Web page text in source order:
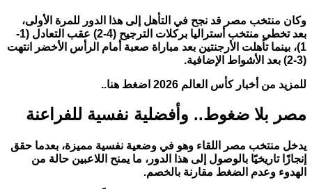
وكان منتخب مصر قد نجح في التأهل إلى هذا الدور للمرة الأولى،
بعد تخطي منتخب أستراليا بركلات الترجيح (4-2) عقب التعادل (1-
1)، بينما تأهلت الأرجنتين بعد مباراة صعبة أمام الرأس الأخضر انتهت
(3-2) بعد الأشواط الإضافية.
للمزيد من أخبار كأس العالم 2026 اضغط هنا..
مصر بلا ضغوط.. وأفضلية نفسية للفراعنة
يدخل منتخب مصر اللقاء وهو في وضعية نفسية مميزة، بعدما حقق
إنجازًا تاريخيًا بالوصول إلى هذا الدور، ما يمنح اللاعبين حالة من
الهدوء وعدم الضغط مقارنة بالخصم.